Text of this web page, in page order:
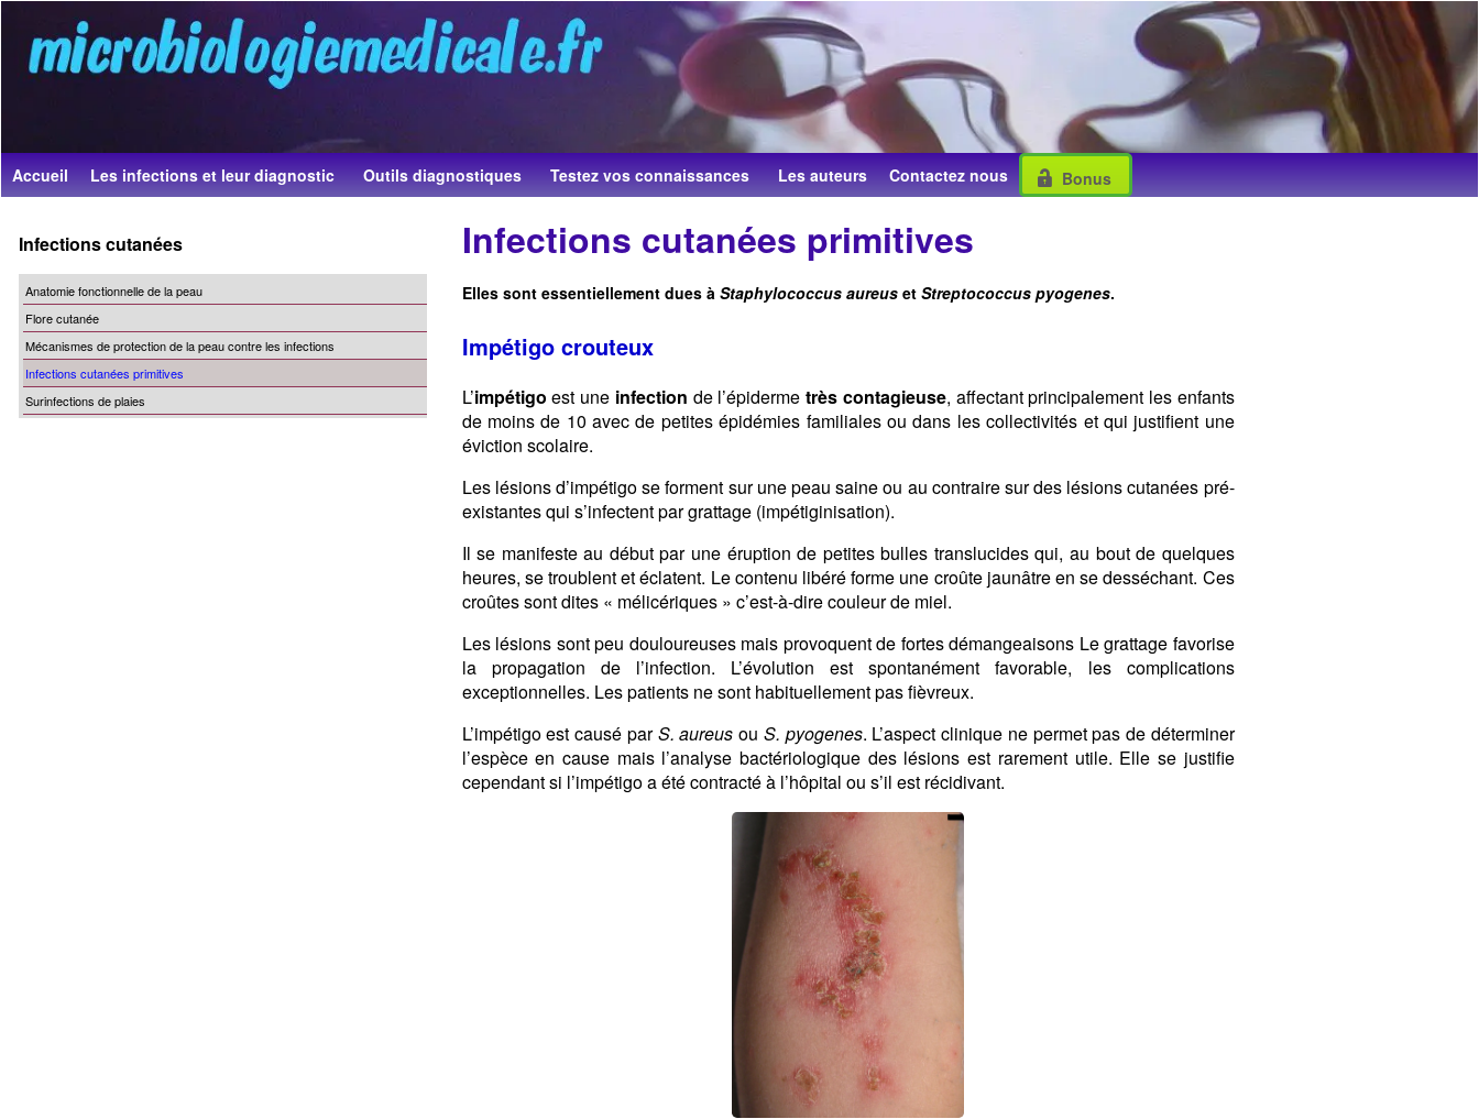
content
Accueil Les infections et leur diagnostic Outils diagnostiques Testez vos connaissances Les auteurs Contactez nous Bonus
Infections cutanées primitives
Elles sont essentiellement dues à Staphylococcus aureuset Streptococcus pyogenes.
Impétigo crouteux
L’impétigo est une infection de l’épiderme très contagieuse, affectant principalement les enfants
de moins de 10 avec de petites épidémies familiales ou dans les collectivités et qui justifient une
éviction scolaire.
Les lésions d’impétigo se forment sur une peau saine ou au contraire sur des lésions cutanées pré-
existantes qui s’infectent par grattage (impétiginisation).
Il se manifeste au début par une éruption de petites bulles translucides qui, au bout de quelques
heures, se troublent et éclatent. Le contenu libéré forme une croûte jaunâtre en se desséchant. Ces
croûtes sont dites « mélicériques » c’est-à-dire couleur de miel.
Les lésions sont peu douloureuses mais provoquent de fortes démangeaisons Le grattage favorise
la propagation de l’infection. L’évolution est spontanément favorable, les complications
exceptionnelles. Les patients ne sont habituellement pas fièvreux.
L’impétigo est causé parS. aureusou S. pyogenes. L’aspect clinique ne permet pas de déterminer
l’espèce en cause mais l’analyse bactériologique des lésions est rarement utile. Elle se justifie
cependant si l’impétigo a été contracté à l’hôpital ou s’il est récidivant.
Primary
Sidebar
Infections cutanées
Anatomie fonctionnelle de la peau
Flore cutanée
Mécanismes de protection de la peau contre les infections
Infections cutanées primitives
Surinfections de plaies